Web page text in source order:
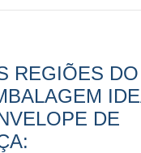
REGIÕES
DE